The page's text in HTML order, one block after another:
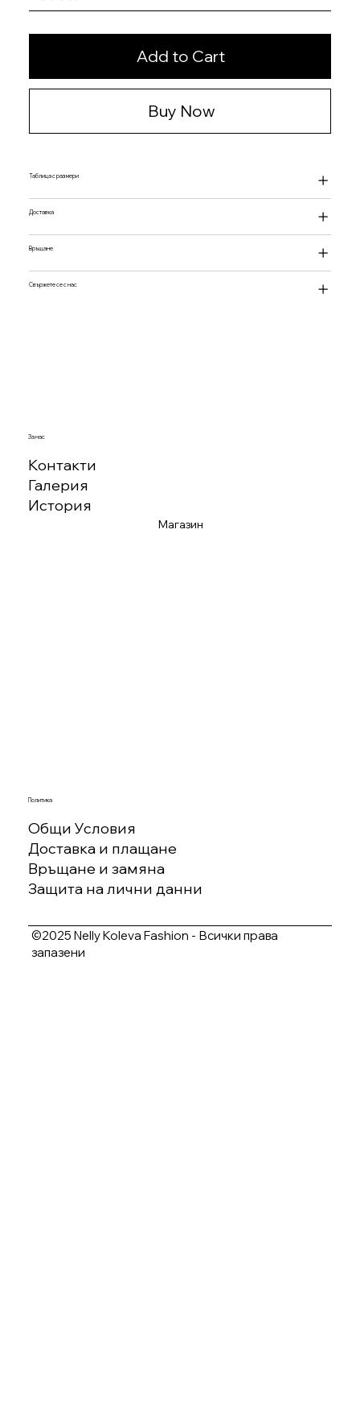
Add to Cart
Buy Now
Таблица с размери
Доставка
Връщане
Свържете се с нас
За нас
Контакти
Галерия
История
Магазин
Политика
Общи Условия
Доставка и плащане
Връщане и замяна
Защита на лични данни
©2025 Nelly Koleva Fashion - Всички права
запазени